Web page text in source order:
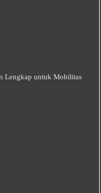
Lengkap untuk Mobilitas